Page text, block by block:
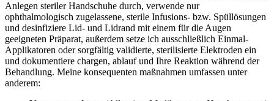
Anlegen steriler Handschuhe durch, verwende ‍nur
ophthalmologisch zugelassene, sterile Infusions- bzw. Spüllösungen
und desinfiziere ⁢Lid- und Lidrand⁢ mit einem für​ die Augen
geeigneten Präparat, außerdem setze ich ausschließlich Einmal-
Applikatoren oder sorgfältig validierte, sterilisierte Elektroden ein
und dokumentiere chargen, ⁣ablauf und Ihre ⁣Reaktion​ während der
Behandlung. Meine konsequenten maßnahmen‍ umfassen unter⁣
anderem: